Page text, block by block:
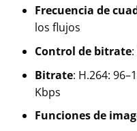
Frecuencia de
los flujos
Control de bitrate:
Bitrate: H.264:
Kbps
Funciones de